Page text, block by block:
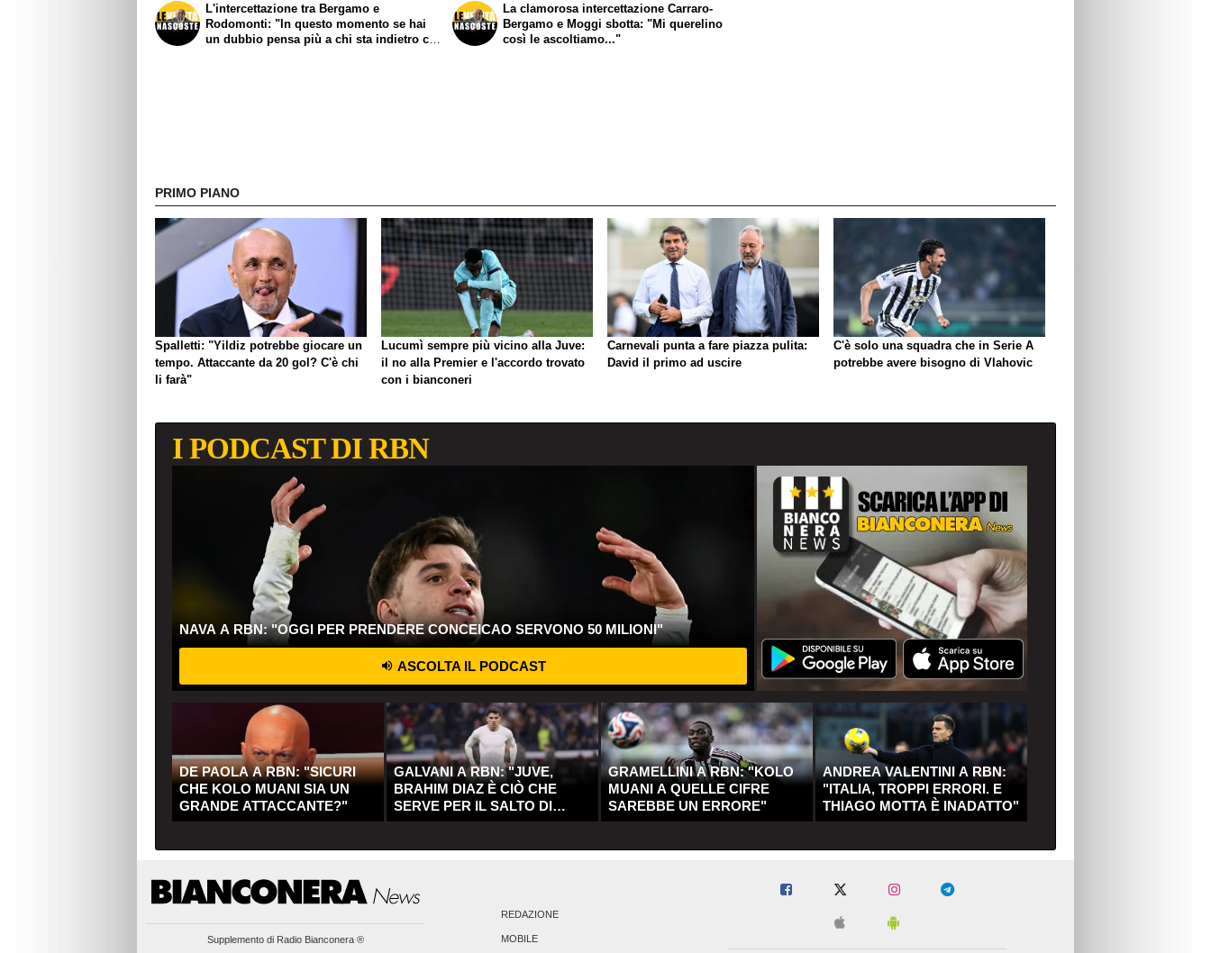
L'intercettazione tra Bergamo e
Rodomonti: "In questo momento se hai
un dubbio pensa più a chi sta indietro che
La clamorosa intercettazione Carraro-
Bergamo e Moggi sbotta: "Mi querelino
così le ascoltiamo..."
PRIMO PIANO
Spalletti: "Yildiz potrebbe giocare un
tempo. Attaccante da 20 gol? C'è chi
li farà"
Lucumì sempre più vicino alla Juve:
il no alla Premier e l'accordo trovato
con i bianconeri
Carnevali punta a fare piazza pulita:
David il primo ad uscire
C'è solo una squadra che in Serie A
potrebbe avere bisogno di Vlahovic
I PODCAST DI RBN
NAVA A RBN: "OGGI PER PRENDERE CONCEICAO SERVONO 50 MILIONI"
ASCOLTA IL PODCAST
DE PAOLA A RBN: "SICURI
CHE KOLO MUANI SIA UN
GRANDE ATTACCANTE?"
GALVANI A RBN: "JUVE,
BRAHIM DIAZ È CIÒ CHE
SERVE PER IL SALTO DI
QUALITÀ"
GRAMELLINI A RBN: "KOLO
MUANI A QUELLE CIFRE
SAREBBE UN ERRORE"
ANDREA VALENTINI A RBN:
"ITALIA, TROPPI ERRORI. E
THIAGO MOTTA È INADATTO"
Supplemento di Radio Bianconera ®
REDAZIONE
MOBILE